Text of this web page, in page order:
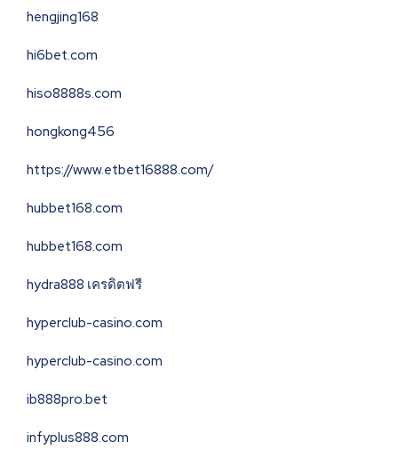
hengjing168
hi6bet.com
hiso8888s.com
hongkong456
https://www.etbet16888.com/
hubbet168.com
hubbet168.com
hydra888 เครดิตฟรี
hyperclub-casino.com
hyperclub-casino.com
ib888pro.bet
infyplus888.com